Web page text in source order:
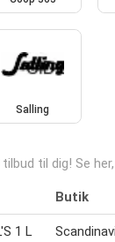
Salling
til dig! Se
Butik
1 L